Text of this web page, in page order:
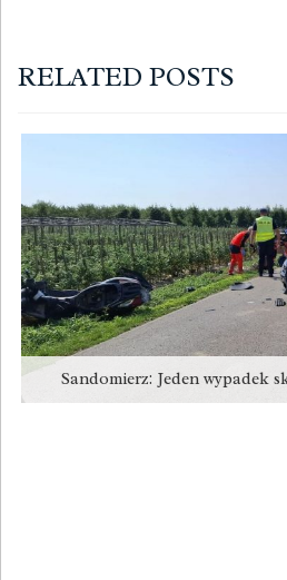
RELATED POSTS
Sandomierz: Jeden wypadek